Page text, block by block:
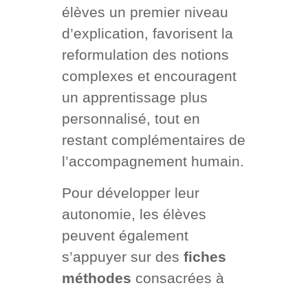
élèves un premier niveau
d’explication, favorisent la
reformulation des notions
complexes et encouragent
un apprentissage plus
personnalisé, tout en
restant complémentaires de
l’accompagnement humain.
Pour développer leur
autonomie, les élèves
peuvent également
s’appuyer sur des fiches
méthodes consacrées à